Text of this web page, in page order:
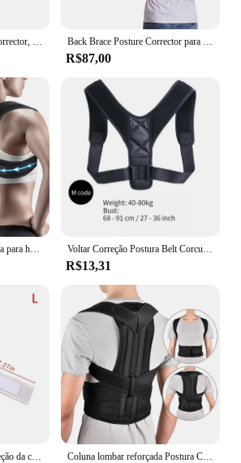
Unisex ajustável postura corrector, clavícula, coluna, parte superior das costas, ombro, lombar postura correção Back Brace Posture Corrector para mulheres e homens, apoio lombar, apoio do ombro, melhorar o alívio da dor nas costas
R$87,00
Correção da postura traseira para homens e mulheres, corcunda, adulto sentado, ombro, reto Voltar Correção Postura Belt Corcunda Prevenção Correção de Sentado Postura Unisex Respirável Body Shaping
R$13,31
Coluna lombar reforçada Postura Corrector Vest, alça de apoio ajustável para trás, ombro Espinha Brace, pescoço Maca Trainer